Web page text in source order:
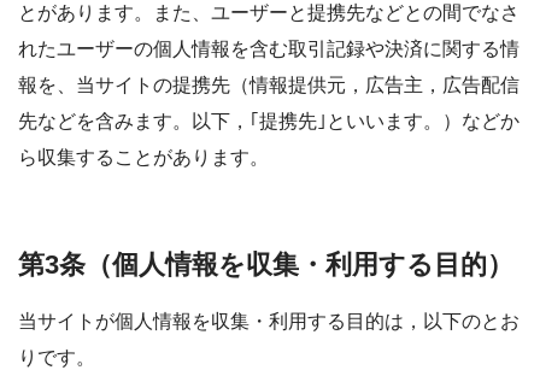
とがあります。また、ユーザーと提携先などとの間でなさ
れたユーザーの個人情報を含む取引記録や決済に関する情
報を、当サイトの提携先（情報提供元，広告主，広告配信
先などを含みます。以下，｢提携先｣といいます。）などか
ら収集することがあります。
第3条（個人情報を収集・利用する目的）
当サイトが個人情報を収集・利用する目的は，以下のとお
りです。